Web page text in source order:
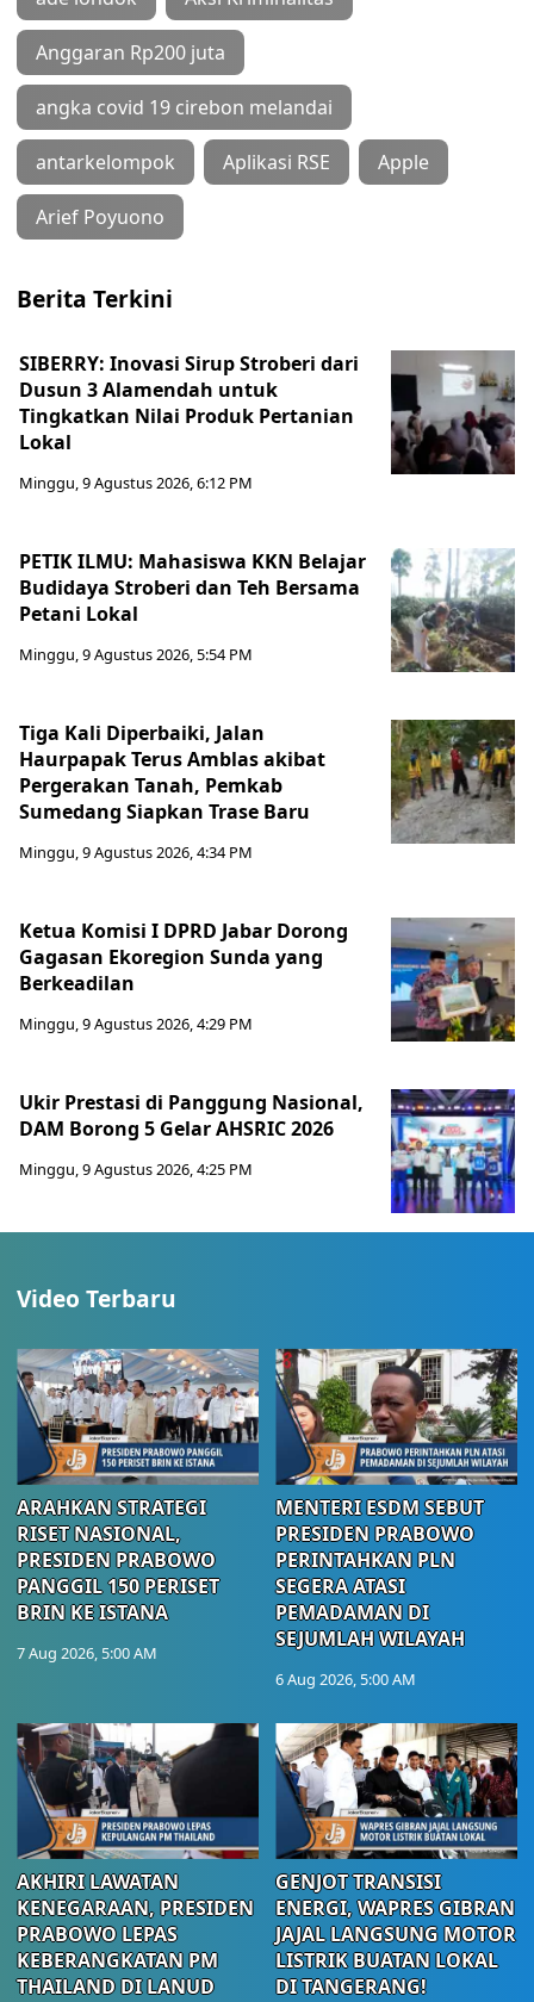
Anggaran Rp200 juta
angka covid 19 cirebon melandai
antarkelompok Aplikasi RSE Apple
Arief Poyuono
Berita Terkini
SIBERRY: Inovasi Sirup Stroberi dari
Dusun 3 Alamendah untuk
Tingkatkan Nilai Produk Pertanian
Lokal
Minggu, 9 Agustus 2026, 6:12 PM
PETIK ILMU: Mahasiswa KKN Belajar
Budidaya Stroberi dan Teh Bersama
Petani Lokal
Minggu, 9 Agustus 2026, 5:54 PM
Tiga Kali Diperbaiki, Jalan
Haurpapak Terus Amblas akibat
Pergerakan Tanah, Pemkab
Sumedang Siapkan Trase Baru
Minggu, 9 Agustus 2026, 4:34 PM
Ketua Komisi I DPRD Jabar Dorong
Gagasan Ekoregion Sunda yang
Berkeadilan
Minggu, 9 Agustus 2026, 4:29 PM
Ukir Prestasi di Panggung Nasional,
DAM Borong 5 Gelar AHSRIC 2026
Minggu, 9 Agustus 2026, 4:25 PM
Video Terbaru
ARAHKAN STRATEGI
RISET NASIONAL,
PRESIDEN PRABOWO
PANGGIL 150 PERISET
BRIN KE ISTANA
7 Aug 2026, 5:00 AM
MENTERI ESDM SEBUT
PRESIDEN PRABOWO
PERINTAHKAN PLN
SEGERA ATASI
PEMADAMAN DI
SEJUMLAH WILAYAH
6 Aug 2026, 5:00 AM
AKHIRI LAWATAN
KENEGARAAN, PRESIDEN
PRABOWO LEPAS
KEBERANGKATAN PM
THAILAND DI LANUD
GENJOT TRANSISI
ENERGI, WAPRES GIBRAN
JAJAL LANGSUNG MOTOR
LISTRIK BUATAN LOKAL
DI TANGERANG!